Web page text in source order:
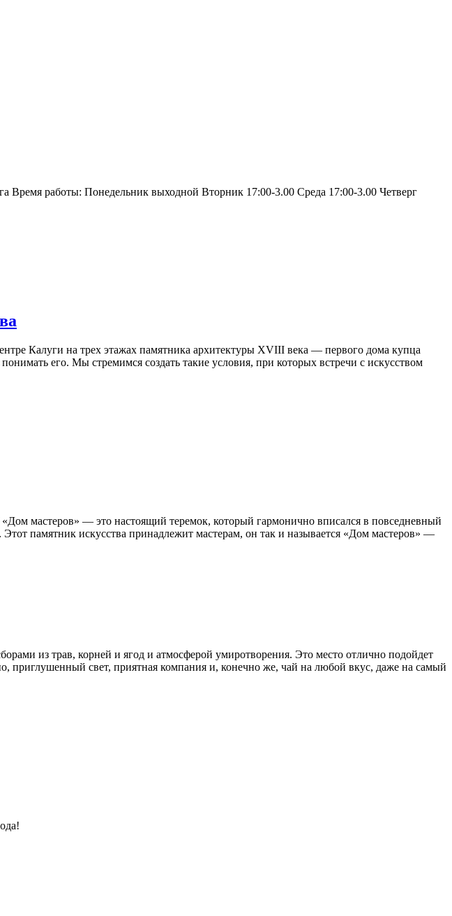
Время работы: Понедельник выходной Вторник 17:00-3.00 Среда 17:00-3.00 Четверг
Калуги на трех этажах памятника архитектуры XVIII века — первого дома купца
его. Мы стремимся создать такие условия, при которых встречи с искусством
мастеров» — это настоящий теремок, который гармонично вписался в повседневный
памятник искусства принадлежит мастерам, он так и называется «Дом мастеров» —
из трав, корней и ягод и атмосферой умиротворения. Это место отлично подойдет
приглушенный свет, приятная компания и, конечно же, чай на любой вкус, даже на самый